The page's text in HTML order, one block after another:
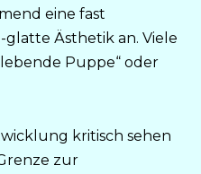
eine fast
Ästhetik an. Viele
Puppe“ oder
kritisch sehen
zur